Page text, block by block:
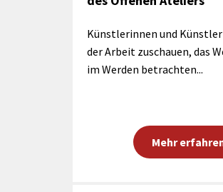
Künstlerinnen und
der Arbeit zuschauen, das
im Werden betrachten...
Mehr